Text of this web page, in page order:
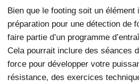
Bien que le footing soit un élément
préparation pour une détection de
faire partie d’un programme
Cela pourrait inclure des séances
force pour développer votre
résistance, des exercices